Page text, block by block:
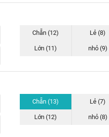
Chẵn (12) Lẻ (8)
Lớn (11) nhỏ (9)
Chẵn (13) Lẻ (7)
Lớn (12) nhỏ (8)